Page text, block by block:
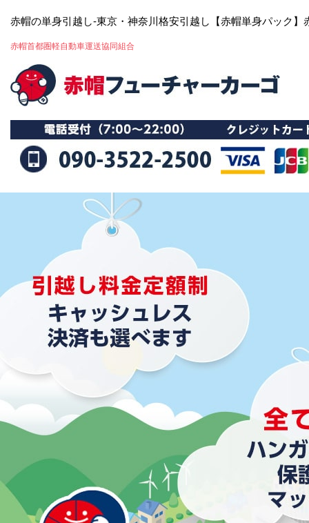
赤帽の単身引越し-東京・神奈川格安引越し【赤帽単身パック】
赤帽首都圏軽自動車運送協同組合